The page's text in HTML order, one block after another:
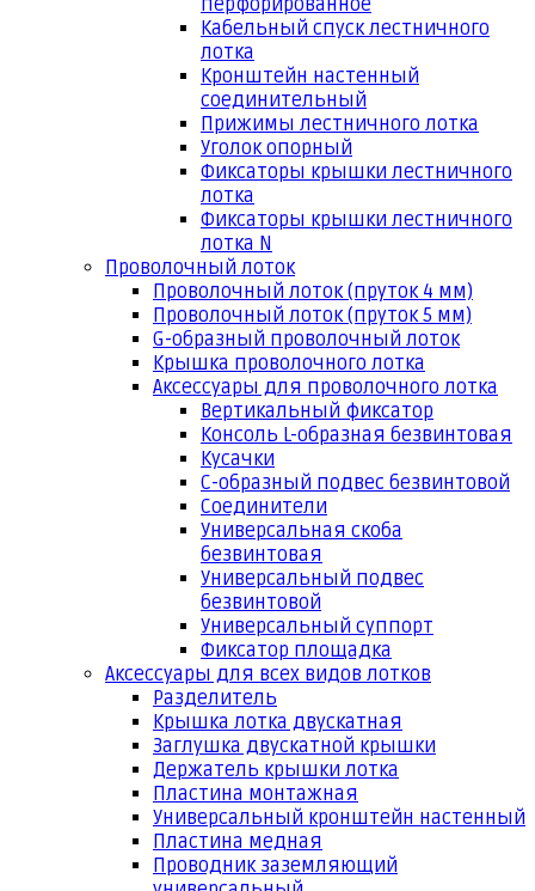
перфорированное
Кабельный спуск лестничного
лотка
Кронштейн настенный
соединительный
Прижимы лестничного лотка
Уголок опорный
Фиксаторы крышки лестничного
лотка
Фиксаторы крышки лестничного
лотка N
Проволочный лоток
Проволочный лоток (пруток 4 мм)
Проволочный лоток (пруток 5 мм)
G-образный проволочный лоток
Крышка проволочного лотка
Аксессуары для проволочного лотка
Вертикальный фиксатор
Консоль L-образная безвинтовая
Кусачки
С-образный подвес безвинтовой
Соединители
Универсальная скоба
безвинтовая
Универсальный подвес
безвинтовой
Универсальный суппорт
Фиксатор площадка
Аксессуары для всех видов лотков
Разделитель
Крышка лотка двускатная
Заглушка двускатной крышки
Держатель крышки лотка
Пластина монтажная
Универсальный кронштейн настенный
Пластина медная
Проводник заземляющий